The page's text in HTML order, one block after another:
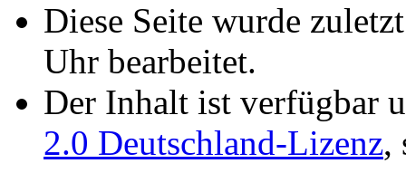
Diese Seite wurde
Uhr bearbeitet.
Der Inhalt ist verfügbar
2.0 Deutschland-Lizenz,